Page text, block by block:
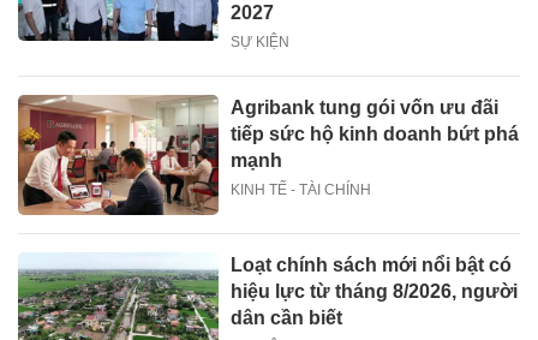
2027
SỰ KIỆN
Agribank tung gói vốn ưu đãi
tiếp sức hộ kinh doanh bứt phá
mạnh
KINH TẾ - TÀI CHÍNH
Loạt chính sách mới nổi bật có
hiệu lực từ tháng 8/2026, người
dân cần biết